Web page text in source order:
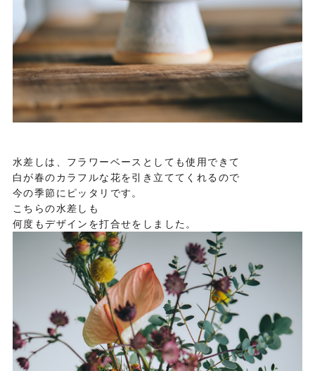
水差しは、フラワーベースとしても使用できて
白が春のカラフルな花を引き立ててくれるので
今の季節にピッタリです。
こちらの水差しも
何度もデザインを打合せをしました。